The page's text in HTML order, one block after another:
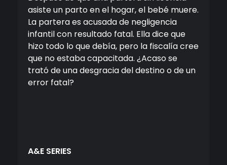
asiste un parto en el hogar, el bebé muere.
La partera es acusada de negligencia
infantil con resultado fatal. Ella dice que
hizo todo lo que debía, pero la fiscalía cree
que no estaba capacitada. ¿Acaso se
trató de una desgracia del destino o de un
error fatal?
A&E SERIES